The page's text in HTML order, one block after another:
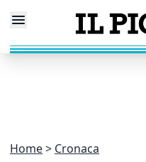
Home Cronaca